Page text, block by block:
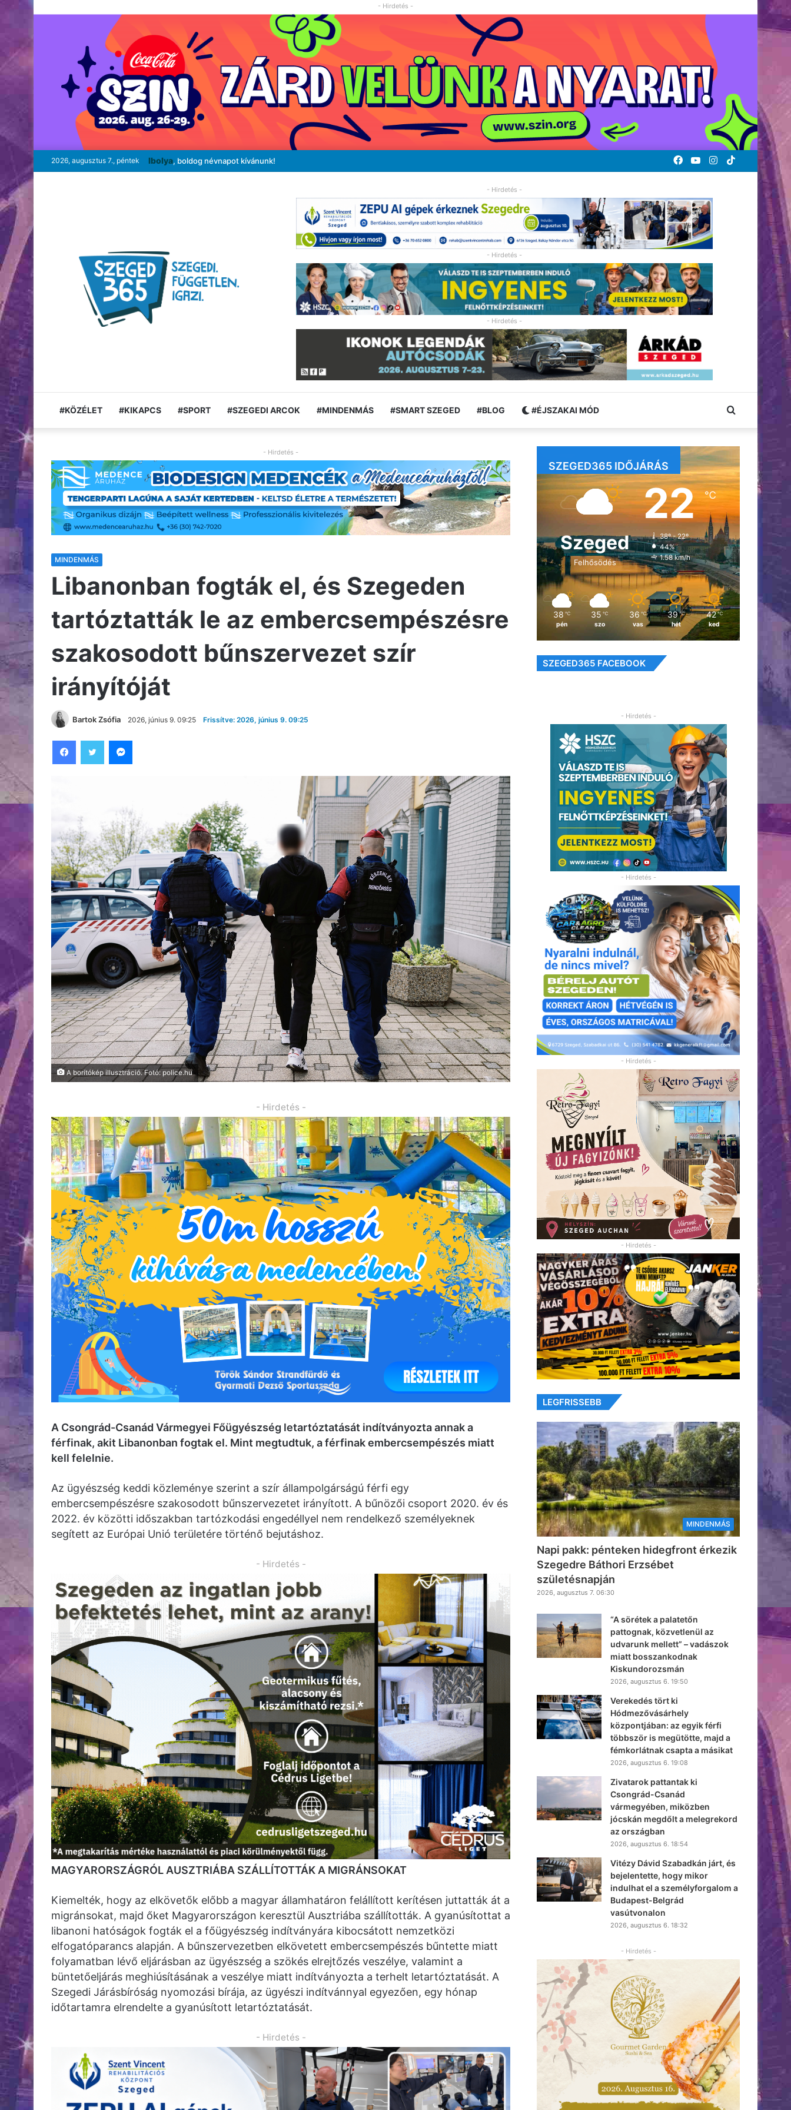
- Hirdetés -
2026, augusztus 7., péntek Ibolya, boldog névnapot kívánunk! TikTok
Instagram
YouTube
Facebook
- Hirdetés -
- Hirdetés -
- Hirdetés -
#KÖZÉLET #KIKAPCS #SPORT #SZEGEDI ARCOK #MINDENMÁS #SMART SZEGED #BLOG #ÉJSZAKAI MÓD Keresés:
- Hirdetés -
MINDENMÁS
Libanonban fogták el, és Szegeden
tartóztatták le az embercsempészésre
szakosodott bűnszervezet szír
irányítóját
Bartok Zsófia 2026, június 9. 09:25 Frissítve: 2026, június 9. 09:25
A borítókép illusztráció. Fotó: police.hu
- Hirdetés -
A Csongrád-Csanád Vármegyei Főügyészség letartóztatását indítványozta annak a
férfinak, akit Libanonban fogtak el. Mint megtudtuk, a férfinak embercsempészés miatt
kell felelnie.
Az ügyészség keddi közleménye szerint a szír állampolgárságú férfi egy
embercsempészésre szakosodott bűnszervezetet irányított. A bűnözői csoport 2020. év és
2022. év közötti időszakban tartózkodási engedéllyel nem rendelkező személyeknek
segített az Európai Unió területére történő bejutáshoz.
- Hirdetés -
MAGYARORSZÁGRÓL AUSZTRIÁBA SZÁLLÍTOTTÁK A MIGRÁNSOKAT
Kiemelték, hogy az elkövetők előbb a magyar államhatáron felállított kerítésen juttatták át a
migránsokat, majd őket Magyarországon keresztül Ausztriába szállították. A gyanúsítottat a
libanoni hatóságok fogták el a főügyészség indítványára kibocsátott nemzetközi
elfogatóparancs alapján. A bűnszervezetben elkövetett embercsempészés bűntette miatt
folyamatban lévő eljárásban az ügyészség a szökés elrejtőzés veszélye, valamint a
büntetőeljárás meghiúsításának a veszélye miatt indítványozta a terhelt letartóztatását. A
Szegedi Járásbíróság nyomozási bírája, az ügyészi indítvánnyal egyezően, egy hónap
időtartamra elrendelte a gyanúsított letartóztatását.
- Hirdetés -
SZEGED365 IDŐJÁRÁS
Szeged
Felhősödés
22℃
38º - 22º
44%
1.58 km/h
38 ℃
pén
35 ℃
szo
36 ℃
vas
39 ℃
hét
42 ℃
ked
SZEGED365 FACEBOOK
- Hirdetés -
- Hirdetés -
- Hirdetés -
- Hirdetés -
LEGFRISSEBB
MINDENMÁS
Napi pakk: pénteken hidegfront érkezik
Szegedre Báthori Erzsébet
születésnapján
2026, augusztus 7. 06:30
“A sörétek a palatetőn
pattognak, közvetlenül az
udvarunk mellett” – vadászok
miatt bosszankodnak
Kiskundorozsmán
2026, augusztus 6. 19:50
Verekedés tört ki
Hódmezővásárhely
központjában: az egyik férfi
többször is megütötte, majd a
fémkorlátnak csapta a másikat
2026, augusztus 6. 19:08
Zivatarok pattantak ki
Csongrád-Csanád
vármegyében, miközben
jócskán megdőlt a melegrekord
az országban
2026, augusztus 6. 18:54
Vitézy Dávid Szabadkán járt, és
bejelentette, hogy mikor
indulhat el a személyforgalom a
Budapest-Belgrád
vasútvonalon
2026, augusztus 6. 18:32
- Hirdetés -